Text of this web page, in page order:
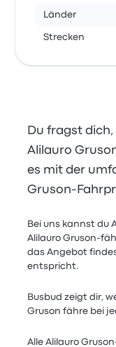
Länder
Strecken
Du fragst
Alilauro
es mit der
Gruson-
Bei uns kannst du
Alilauro Gruson-
das Angebot
entspricht.
Busbud zeigt dir,
Gruson fähre bei
Alle Alilauro